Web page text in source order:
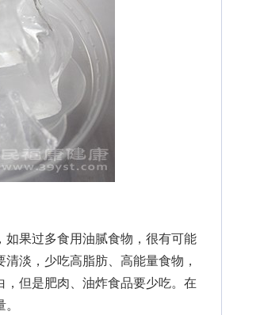
果过多食用油腻食物，很有可能
淡，少吃高脂肪、高能量食物，
但是肥肉、油炸食品要少吃。在